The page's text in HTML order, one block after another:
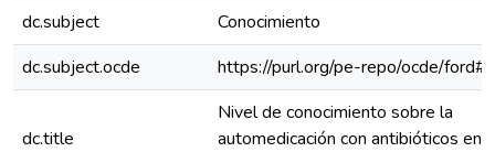
dc.subject
Conocimiento
dc.subject.ocde
https://purl.org/pe-repo/ocde/
dc.title
Nivel de conocimiento sobre la
automedicación con antibióticos en